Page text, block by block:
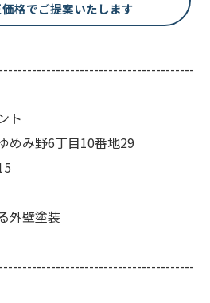
格でご提案いたします
ト
めみ野6丁目10番地29
外壁塗装